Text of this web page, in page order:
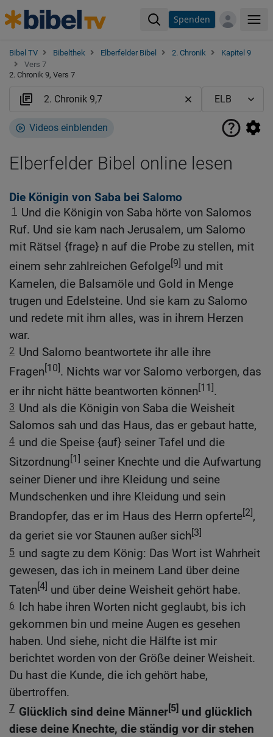
Spenden
Bibel TV Bibelthek Elberfelder Bibel 2. Chronik
Kapitel 9
Vers 7
2. Chronik 9, Vers 7
Videos einblenden
Elberfelder Bibel online lesen
Die Königin von Saba bei Salomo
1
Und die Königin von Saba hörte von Salomos
Ruf. Und sie kam nach Jerusalem, um Salomo
mit Rätsel {frage} n auf die Probe zu stellen, mit
einem sehr zahlreichen Gefolge[9] und mit
Kamelen, die Balsamöle und Gold in Menge
trugen und Edelsteine. Und sie kam zu Salomo
und redete mit ihm alles, was in ihrem Herzen
war.
2 Und Salomo beantwortete ihr alle ihre
Fragen[10]. Nichts war vor Salomo verborgen, das
er ihr nicht hätte beantworten können[11].
3 Und als die Königin von Saba die Weisheit
Salomos sah und das Haus, das er gebaut hatte,
4 und die Speise {auf} seiner Tafel und die
Sitzordnung[1] seiner Knechte und die Aufwartung
seiner Diener und ihre Kleidung und seine
Mundschenken und ihre Kleidung und sein
Brandopfer, das er im Haus des Herrn opferte[2],
da geriet sie vor Staunen außer sich[3]
5 und sagte zu dem König: Das Wort ist Wahrheit
gewesen, das ich in meinem Land über deine
Taten[4] und über deine Weisheit gehört habe.
6 Ich habe ihren Worten nicht geglaubt, bis ich
gekommen bin und meine Augen es gesehen
haben. Und siehe, nicht die Hälfte ist mir
berichtet worden von der Größe deiner Weisheit.
Du hast die Kunde, die ich gehört habe,
übertroffen.
7 Glücklich sind deine Männer[5] und glücklich
diese deine Knechte, die ständig vor dir stehen